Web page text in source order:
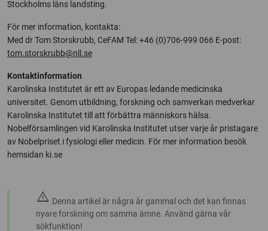
Stockholms läns landsting.
För mer information, kontakta:
Med dr Tom Storskrubb, CeFAM Tel: +46 (0)706-999 066 E-post:
tom.storskrubb@nll.se
Kontaktinformation
Karolinska Institutet är ett av Europas ledande medicinska
universitet. Genom utbildning, forskning och samverkan medverkar
Karolinska Institutet till att förbättra människors hälsa.
Nobelförsamlingen vid Karolinska Institutet utser varje år pristagare
av Nobelpriset i fysiologi eller medicin. För mer information besök
hemsidan ki.se
warning Denna artikel är några år gammal och det kan finnas
nyare forskning om samma ämne. Använd gärna vår
sökfunktion!